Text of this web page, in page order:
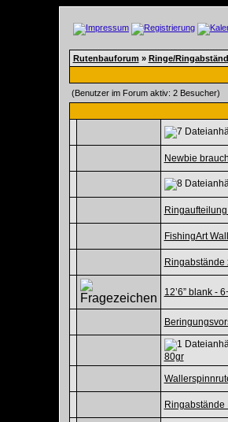
Rutenbauforum » Ringe/
(Benutzer im Forum aktiv: 2 Besucher)
Newbie
FishingArt
Ringabstände
12’6” blank -
80gr
Ringabstände